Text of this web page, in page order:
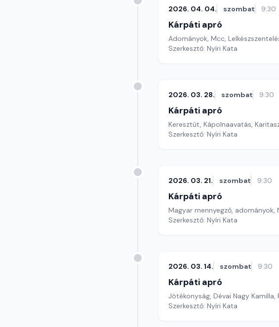
2026. 04. 04. szombat 9:30
Kárpáti apró
Adományok, Mcc,
Szerkesztő: Nyíri Kata
2026. 03. 28. szombat 9:30
Kárpáti apró
Keresztút, Kápolnaavatás,
Szerkesztő: Nyíri Kata
2026. 03. 21. szombat 9:30
Kárpáti apró
Magyar mennyegző,
Szerkesztő: Nyíri Kata
2026. 03. 14. szombat 9:30
Kárpáti apró
Jótékonyság, Dévai Nagy
Szerkesztő: Nyíri Kata